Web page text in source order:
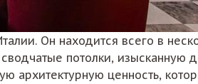
Он находится всего в
потолки, изысканную
архитектурную ценность,